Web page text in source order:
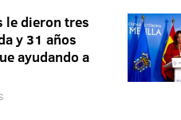
le dieron tres
y 31 años
ayudando a